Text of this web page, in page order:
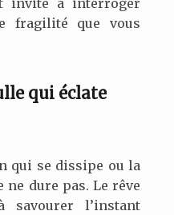
invite à interroger
fragilité que vous
qui éclate
qui se dissipe ou la
ne dure pas. Le rêve
l’instant